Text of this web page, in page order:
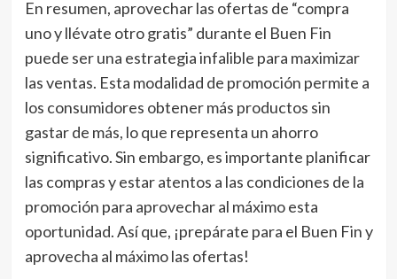
En resumen, aprovechar las ofertas de “compra
uno y llévate otro gratis” durante el Buen Fin
puede ser una estrategia infalible para maximizar
las ventas. Esta modalidad de promoción permite a
los consumidores obtener más productos sin
gastar de más, lo que representa un ahorro
significativo. Sin embargo, es importante planificar
las compras y estar atentos a las condiciones de la
promoción para aprovechar al máximo esta
oportunidad. Así que, ¡prepárate para el Buen Fin y
aprovecha al máximo las ofertas!